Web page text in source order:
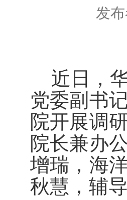
发
近日，
党委副书
院开展调
院长兼办
增瑞，海
秋慧，辅